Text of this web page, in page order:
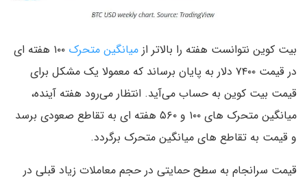
بیت کوین نتوانست هفته را بالاتر از میانگین متحرک
۱۰۰ هفته ای
در قیمت ۷۴۰۰ دلار به پایان برساند که معمولا یک مشکل برای
قیمت بیت کوین به حساب می‌آید. انتظار می‌رود هفته آینده،
میانگین متحرک های ۱۰۰ و ۵۶۰ هفته ای به تقاطع صعودی برسد
و قیمت به تقاطع های میانگین متحرک برگردد.
قیمت سرانجام به سطح حمایتی در حجم معاملات زیاد قبلی در